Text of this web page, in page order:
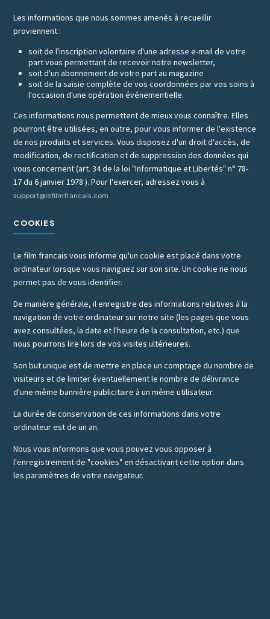
Les informations que nous sommes amenés à recueillir
proviennent :
soit de l'inscription volontaire d'une adresse e-mail de votre
part vous permettant de recevoir notre newsletter,
soit d'un abonnement de votre part au magazine
soit de la saisie complète de vos coordonnées par vos soins à
l'occasion d'une opération événementielle.
Ces informations nous permettent de mieux vous connaître. Elles
pourront être utilisées, en outre, pour vous informer de l'existence
de nos produits et services. Vous disposez d'un droit d'accès, de
modification, de rectification et de suppression des données qui
vous concernent (art. 34 de la loi "Informatique et Libertés" n° 78-
17 du 6 janvier 1978 ). Pour l'exercer, adressez vous à
support@lefilmfrancais.com
COOKIES
Le film francais vous informe qu'un cookie est placé dans votre
ordinateur lorsque vous naviguez sur son site. Un cookie ne nous
permet pas de vous identifier.
De manière générale, il enregistre des informations relatives à la
navigation de votre ordinateur sur notre site (les pages que vous
avez consultées, la date et l'heure de la consultation, etc.) que
nous pourrons lire lors de vos visites ultérieures.
Son but unique est de mettre en place un comptage du nombre de
visiteurs et de limiter éventuellement le nombre de délivrance
d'une même bannière publicitaire à un même utilisateur.
La durée de conservation de ces informations dans votre
ordinateur est de un an.
Nous vous informons que vous pouvez vous opposer à
l'enregistrement de "cookies" en désactivant cette option dans
les paramètres de votre navigateur.